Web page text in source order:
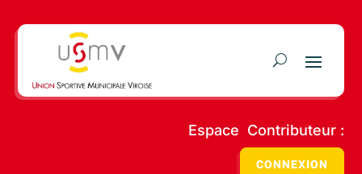
Espace Contributeur :
CONNEXION